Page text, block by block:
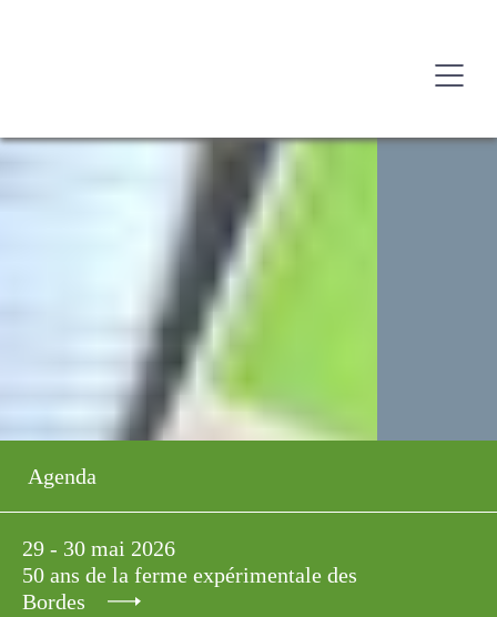
Agenda
29 - 30 mai 2026
50 ans de la ferme expérimentale des
Bordes